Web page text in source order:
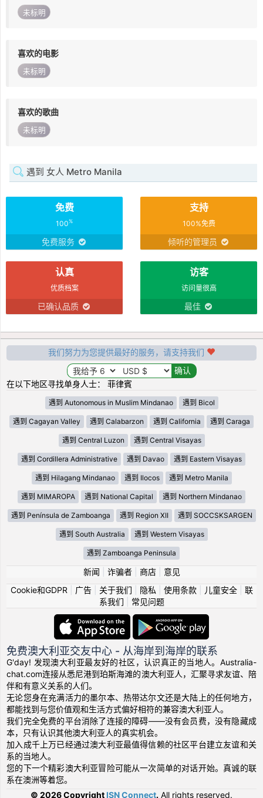
未标明
喜欢的电影
未标明
喜欢的歌曲
未标明
遇到 女人 Metro Manila
免费
100%
免费服务
支持
100%免费
倾听的管理员
认真
优质档案
已确认品质
访客
访问量很高
最佳
我们努力为您提供最好的服务，请支持我们
在以下地区寻找单身人士： 菲律賓
遇到 Autonomous in Muslim Mindanao 遇到 Bicol
遇到 Cagayan Valley 遇到 Calabarzon 遇到 California 遇到 Caraga
遇到 Central Luzon 遇到 Central Visayas
遇到 Cordillera Administrative 遇到 Davao 遇到 Eastern Visayas
遇到 Hilagang Mindanao 遇到 Ilocos 遇到 Metro Manila
遇到 MIMAROPA 遇到 National Capital 遇到 Northern Mindanao
遇到 Península de Zamboanga 遇到 Region XII 遇到 SOCCSKSARGEN
遇到 South Australia 遇到 Western Visayas
遇到 Zamboanga Peninsula
新闻 诈骗者| 商店| 意见
Cookie和GDPR
广告| 关于我们 隐私 使用条款| 儿童安全| 联
系我们
常见问题
免费澳大利亚交友中心 - 从海岸到海岸的联系
G'day! 发现澳大利亚最友好的社区，认识真正的当地人。Australia-
chat.com连接从悉尼港到珀斯海滩的澳大利亚人，汇聚寻求友谊、陪
伴和有意义关系的人们。
无论您身在充满活力的墨尔本、热带达尔文还是大陆上的任何地方，
都能找到与您价值观和生活方式偏好相符的兼容澳大利亚人。
我们完全免费的平台消除了连接的障碍——没有会员费，没有隐藏成
本，只有认识其他澳大利亚人的真实机会。
加入成千上万已经通过澳大利亚最值得信赖的社区平台建立友谊和关
系的当地人。
您的下一个精彩澳大利亚冒险可能从一次简单的对话开始。真诚的联
系在澳洲等着您。
© 2026 Copyright ISN Connect. All rights reserved.